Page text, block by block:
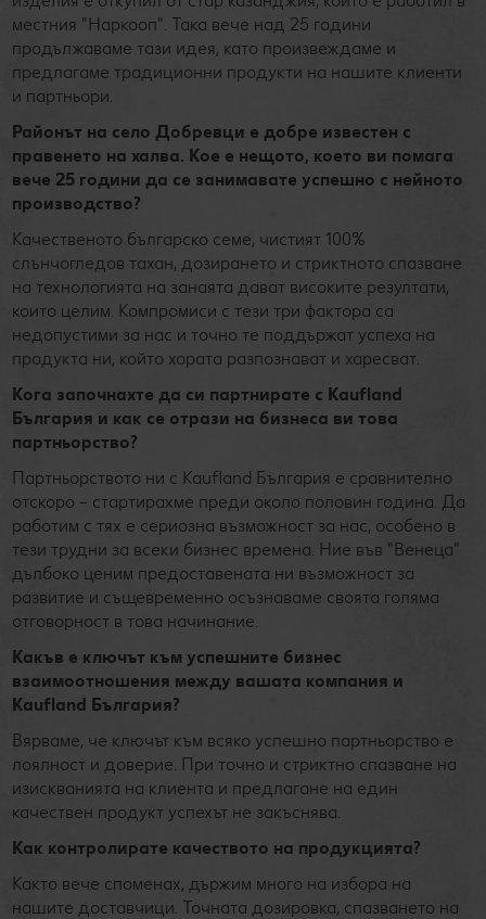
местния "Наркооп". Така вече над 25 години
продължаваме тази идея, като произвеждаме и
предлагаме традиционни продукти на нашите клиенти
и партньори.
Районът на село Добревци е добре известен с
правенето на халва. Кое е нещото, което ви помага
вече 25 години да се занимавате успешно с нейното
производство?
Качественото българско семе, чистият 100%
слънчогледов тахан, дозирането и стриктното спазване
на технологията на занаята дават високите резултати,
които целим. Компромиси с тези три фактора са
недопустими за нас и точно те поддържат успеха на
продукта ни, който хората разпознават и харесват.
Кога започнахте да си партнирате с Kaufland
България и как се отрази на бизнеса ви това
партньорство?
Партньорството ни с Kaufland България е сравнително
отскоро – стартирахме преди около половин година. Да
работим с тях е сериозна възможност за нас, особено в
тези трудни за всеки бизнес времена. Ние във "Венеца"
дълбоко ценим предоставената ни възможност за
развитие и същевременно осъзнаваме своята голяма
отговорност в това начинание.
Какъв е ключът към успешните бизнес
взаимоотношения между вашата компания и
Kaufland България?
Вярваме, че ключът към всяко успешно партньорство е
лоялност и доверие. При точно и стриктно спазване на
изискванията на клиента и предлагане на един
качествен продукт успехът не закъснява.
Как контролирате качеството на продукцията?
Както вече споменах, държим много на избора на
нашите доставчици. Точната дозировка, спазването на